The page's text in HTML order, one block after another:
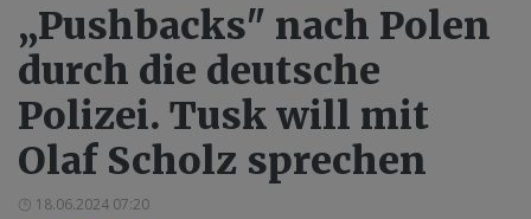
„Pushbacks" nach Polen
durch die deutsche
Polizei. Tusk will mit
Olaf Scholz sprechen
18.06.2024 07:20